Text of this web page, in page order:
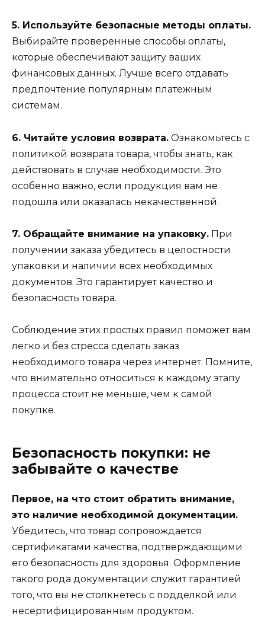
5. Используйте безопасные методы оплаты.
Выбирайте проверенные способы оплаты,
которые обеспечивают защиту ваших
финансовых данных. Лучше всего отдавать
предпочтение популярным платежным
системам.
6. Читайте условия возврата. Ознакомьтесь с
политикой возврата товара, чтобы знать, как
действовать в случае необходимости. Это
особенно важно, если продукция вам не
подошла или оказалась некачественной.
7. Обращайте внимание на упаковку. При
получении заказа убедитесь в целостности
упаковки и наличии всех необходимых
документов. Это гарантирует качество и
безопасность товара.
Соблюдение этих простых правил поможет вам
легко и без стресса сделать заказ
необходимого товара через интернет. Помните,
что внимательно относиться к каждому этапу
процесса стоит не меньше, чем к самой
покупке.
Безопасность покупки: не
забывайте о качестве
Первое, на что стоит обратить внимание,
это наличие необходимой документации.
Убедитесь, что товар сопровождается
сертификатами качества, подтверждающими
его безопасность для здоровья. Оформление
такого рода документации служит гарантией
того, что вы не столкнетесь с подделкой или
несертифицированным продуктом.